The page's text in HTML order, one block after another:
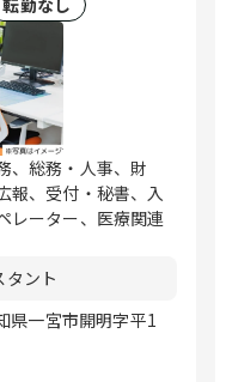
転勤なし
、総務・人事、財
報、受付・秘書、入
レーター、医療関連
タント
県一宮市開明字平1